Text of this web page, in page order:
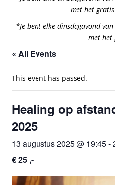
met het
*Je bent elke dinsdagavond
met het
« All Events
This event has passed.
Healing op
2025
13 augustus 2025 @ 19:45-
€ 25 ,-